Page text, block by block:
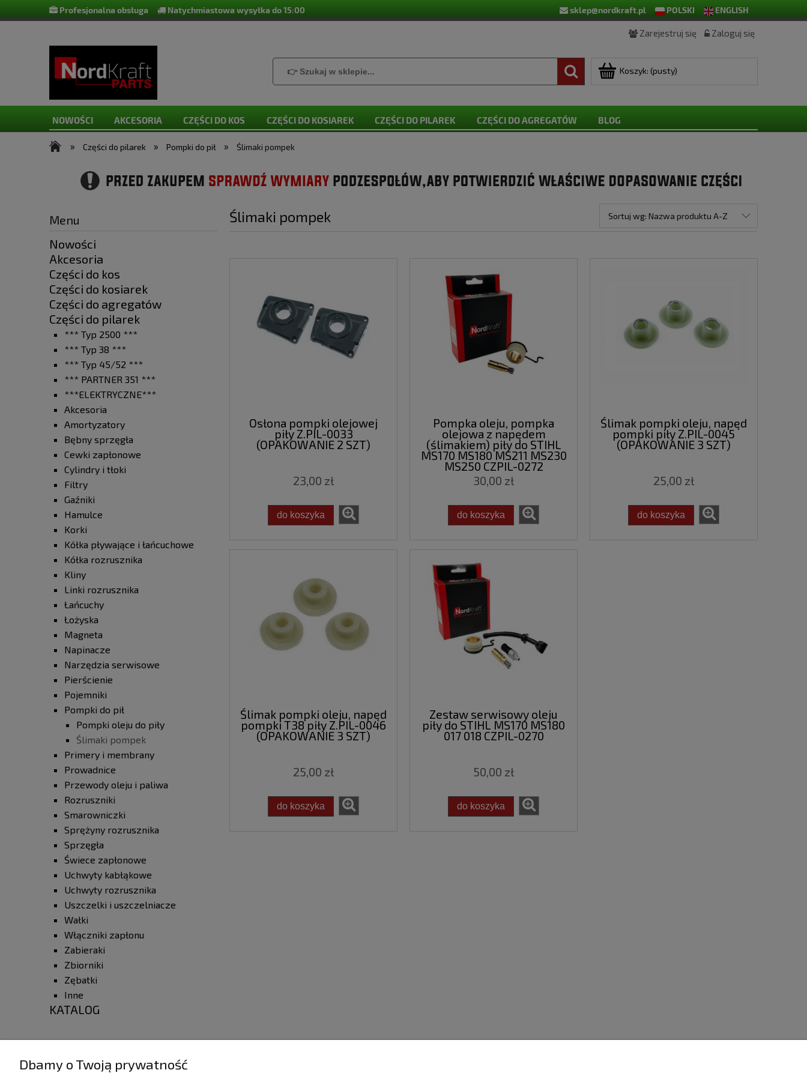
Profesjonalna obsługa Natychmiastowa wysyłka do 15:00 ENGLISH
POLSKI
sklep@nordkraft.pl
Zarejestruj się Zaloguj się
Koszyk: (pusty)
NOWOŚCI AKCESORIA CZĘŚCI DO KOS CZĘŚCI DO KOSIAREK CZĘŚCI DO PILAREK CZĘŚCI DO AGREGATÓW BLOG
» Części do pilarek » Pompki do pił » Ślimaki pompek
Menu
Nowości
Akcesoria
Części do kos
Części do kosiarek
Części do agregatów
Części do pilarek
*** Typ 2500 ***
*** Typ 38 ***
*** Typ 45/52 ***
*** PARTNER 351 ***
***ELEKTRYCZNE***
Akcesoria
Amortyzatory
Bębny sprzęgła
Cewki zapłonowe
Cylindry i tłoki
Filtry
Gaźniki
Hamulce
Korki
Kółka pływające i łańcuchowe
Kółka rozrusznika
Kliny
Linki rozrusznika
Łańcuchy
Łożyska
Magneta
Napinacze
Narzędzia serwisowe
Pierścienie
Pojemniki
Pompki do pił
Pompki oleju do piły
Ślimaki pompek
Primery i membrany
Prowadnice
Przewody oleju i paliwa
Rozruszniki
Smarowniczki
Sprężyny rozrusznika
Sprzęgła
Świece zapłonowe
Uchwyty kabłąkowe
Uchwyty rozrusznika
Uszczelki i uszczelniacze
Wałki
Włączniki zapłonu
Zabieraki
Zbiorniki
Zębatki
Inne
KATALOG
Ślimaki pompek Sortuj wg: Nazwa produktu A-Z
Osłona pompki olejowej
piły Z.PIL-0033
(OPAKOWANIE 2 SZT)
23,00 zł
do koszyka
Pompka oleju, pompka
olejowa z napędem
(ślimakiem) piły do STIHL
MS170 MS180 MS211 MS230
MS250 CZPIL-0272
30,00 zł
do koszyka
Ślimak pompki oleju, napęd
pompki piły Z.PIL-0045
(OPAKOWANIE 3 SZT)
25,00 zł
do koszyka
Ślimak pompki oleju, napęd
pompki T38 piły Z.PIL-0046
(OPAKOWANIE 3 SZT)
25,00 zł
do koszyka
Zestaw serwisowy oleju
piły do STIHL MS170 MS180
017 018 CZPIL-0270
50,00 zł
do koszyka
Dbamy o Twoją prywatność